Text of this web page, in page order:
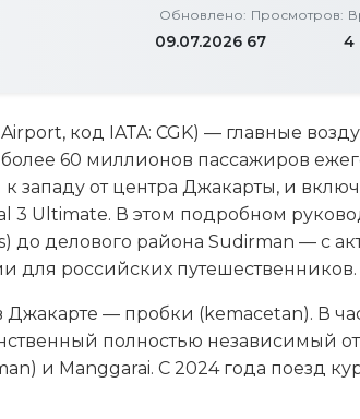
Обновлено:
09.07.2026
Просмотров:
67 4
код IATA: CGK) — главные
60 миллионов пассажиров
западу от центра Джакарты, и
3 Ultimate. В этом подробном
до делового района Sudirman — с
для российских путешественников.
— пробки (kemacetan). В
полностью независимый
и Manggarai. С 2024 года поезд